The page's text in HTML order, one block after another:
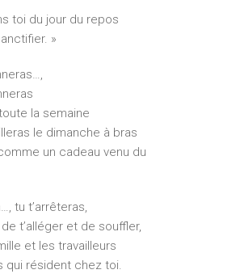
toi du jour du repos
»
la semaine
le dimanche à bras
un cadeau venu du
tu t’arrêteras,
t’alléger et de souffler,
et les travailleurs
qui résident chez toi.